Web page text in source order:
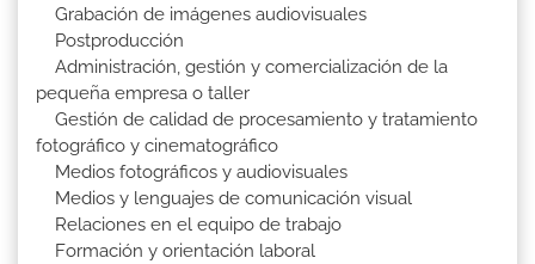
Grabación de imágenes audiovisuales
Postproducción
Administración, gestión y comercialización de la
pequeña empresa o taller
Gestión de calidad de procesamiento y tratamiento
fotográfico y cinematográfico
Medios fotográficos y audiovisuales
Medios y lenguajes de comunicación visual
Relaciones en el equipo de trabajo
Formación y orientación laboral